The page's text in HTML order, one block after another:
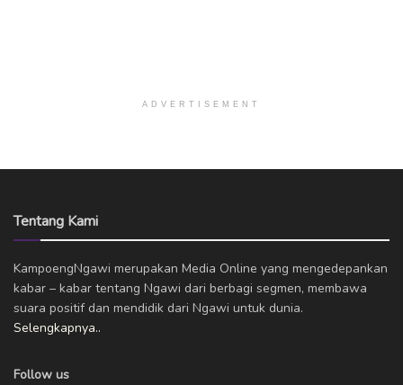
ADVERTISEMENT
Tentang Kami
KampoengNgawi merupakan Media Online yang mengedepankan
kabar – kabar tentang Ngawi dari berbagi segmen, membawa
suara positif dan mendidik dari Ngawi untuk dunia.
Selengkapnya..
Follow us